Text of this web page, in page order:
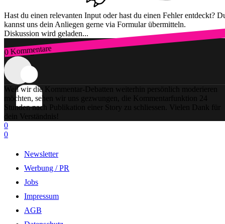
Hast du einen relevanten Input oder hast du einen Fehler entdeckt?
kannst uns dein Anliegen gerne via Formular übermitteln.
Diskussion wird geladen...
0 Kommentare
Zum Login
Weil wir die Kommentar-Debatten weiterhin persönlich moderieren
möchten, sehen wir uns gezwungen, die Kommentarfunktion 24
Stunden nach Publikation einer Story zu schliessen. Vielen Dank für
dein Verständnis!
0
0
Newsletter
Werbung / PR
Jobs
Impressum
AGB